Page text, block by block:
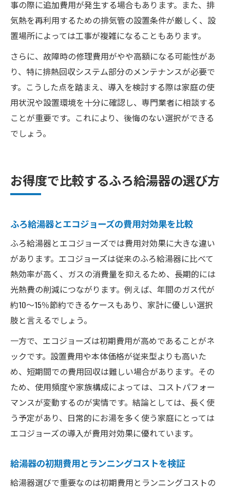
事の際に追加費用が発生する場合もあります。また、排
気熱を再利用するための排気管の設置条件が厳しく、設
置場所によっては工事が複雑になることもあります。
さらに、故障時の修理費用がやや高額になる可能性があ
り、特に排熱回収システム部分のメンテナンスが必要で
す。こうした点を踏まえ、導入を検討する際は家庭の使
用状況や設置環境を十分に確認し、専門業者に相談する
ことが重要です。これにより、後悔のない選択ができる
でしょう。
お得度で比較するふろ給湯器の選び方
ふろ給湯器とエコジョーズの費用対効果を比較
ふろ給湯器とエコジョーズでは費用対効果に大きな違い
があります。エコジョーズは従来のふろ給湯器に比べて
熱効率が高く、ガスの消費量を抑えるため、長期的には
光熱費の削減につながります。例えば、年間のガス代が
約10〜15％節約できるケースもあり、家計に優しい選択
肢と言えるでしょう。
一方で、エコジョーズは初期費用が高めであることがネ
ックです。設置費用や本体価格が従来型よりも高いた
め、短期間での費用回収は難しい場合があります。その
ため、使用頻度や家族構成によっては、コストパフォー
マンスが変動するのが実情です。結論としては、長く使
う予定があり、日常的にお湯を多く使う家庭にとっては
エコジョーズの導入が費用対効果に優れています。
給湯器の初期費用とランニングコストを検証
給湯器選びで重要なのは初期費用とランニングコストの